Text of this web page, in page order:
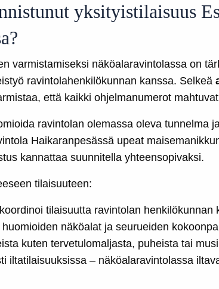
yksityistilaisuus
varmistamiseksi näköalaravintolassa on
ravintolahenkilökunnan kanssa. Selkeä
että kaikki ohjelmanumerot
ravintolan olemassa oleva tunnelma
Haikaranpesässä upeat
kannattaa suunnitella yhteensopivaksi.
tilaisuuteen:
tilaisuutta ravintolan henkilökunnan
näköalat ja seurueiden
kuten tervetulomaljasta, puheista tai
iltatilaisuuksissa – näköalaravintolassa